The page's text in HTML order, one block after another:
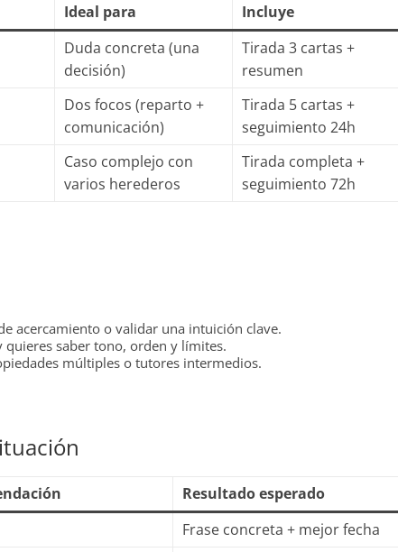
Ideal para
Incluye
Duda concreta (una
decisión)
Tirada 3 cartas +
resumen
Dos focos (reparto +
comunicación)
Tirada 5 cartas +
seguimiento 24h
Caso complejo con
varios herederos
Tirada completa +
seguimiento 72h
acercamiento o validar una intuición clave.
quieres saber tono, orden y límites.
múltiples o tutores intermedios.
Resultado esperado
Frase concreta + mejor fecha